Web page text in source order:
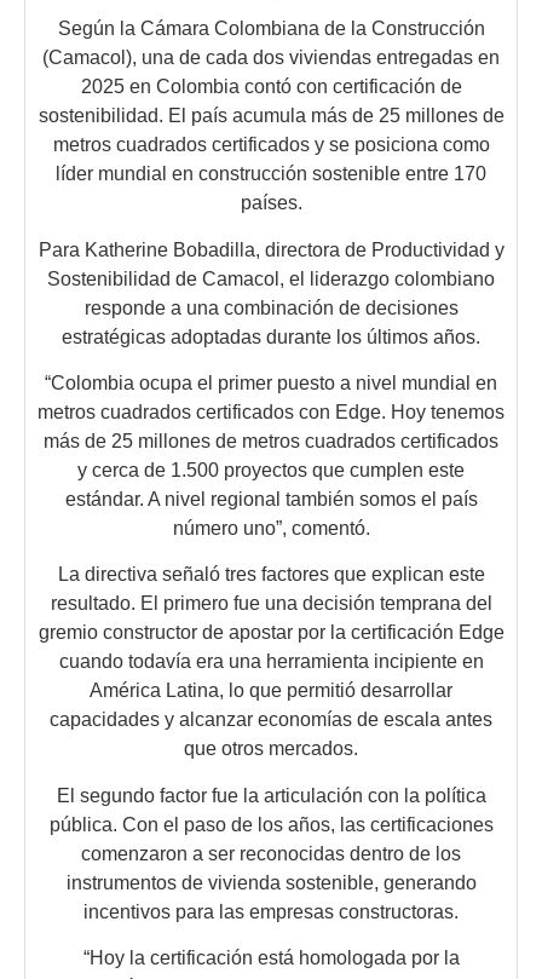
Según la Cámara Colombiana de la Construcción
(Camacol), una de cada dos viviendas entregadas en
2025 en Colombia contó con certificación de
sostenibilidad. El país acumula más de 25 millones de
metros cuadrados certificados y se posiciona como
líder mundial en construcción sostenible entre 170
países.
Para Katherine Bobadilla, directora de Productividad y
Sostenibilidad de Camacol, el liderazgo colombiano
responde a una combinación de decisiones
estratégicas adoptadas durante los últimos años.
“Colombia ocupa el primer puesto a nivel mundial en
metros cuadrados certificados con Edge. Hoy tenemos
más de 25 millones de metros cuadrados certificados
y cerca de 1.500 proyectos que cumplen este
estándar. A nivel regional también somos el país
número uno”, comentó.
La directiva señaló tres factores que explican este
resultado. El primero fue una decisión temprana del
gremio constructor de apostar por la certificación Edge
cuando todavía era una herramienta incipiente en
América Latina, lo que permitió desarrollar
capacidades y alcanzar economías de escala antes
que otros mercados.
El segundo factor fue la articulación con la política
pública. Con el paso de los años, las certificaciones
comenzaron a ser reconocidas dentro de los
instrumentos de vivienda sostenible, generando
incentivos para las empresas constructoras.
“Hoy la certificación está homologada por la